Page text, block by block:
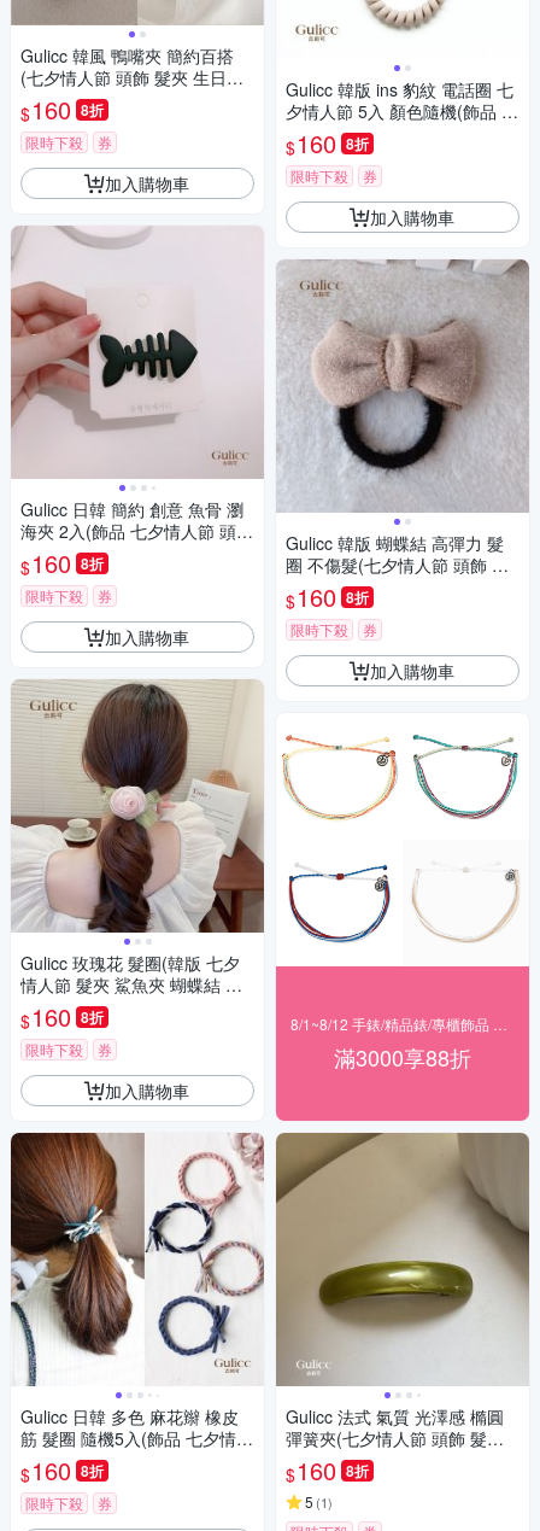
Gulicc 韓風 鴨嘴夾 簡約百搭
(七夕情人節 頭飾 髮夾 生日禮
物 禮物)
$160 8折
限時下殺 券
加入購物車
Gulicc 日韓 簡約 創意 魚骨 瀏
海夾 2入(飾品 七夕情人節 頭飾
髮帶 髮箍 生日禮物 主題穿搭
約會 )
$160 8折
限時下殺 券
加入購物車
Gulicc 玫瑰花 髮圈(韓版 七夕
情人節 髮夾 鯊魚夾 蝴蝶結 生
日禮物 )
$160 8折
限時下殺 券
加入購物車
Gulicc 日韓 多色 麻花辮 橡皮
筋 髮圈 隨機5入(飾品 七夕情人
節 頭飾 髮帶 髮箍 生日禮物 主
題穿搭 約會 )
$160 8折
限時下殺 券
Gulicc 韓版 ins 豹紋 電話圈 七
夕情人節 5入 顏色隨機(飾品 七
夕情人節 頭飾 髮帶 髮箍 生日
禮物 主題穿搭 約會 )
$160 8折
限時下殺 券
加入購物車
Gulicc 韓版 蝴蝶結 高彈力 髮
圈 不傷髮(七夕情人節 頭飾 髮
夾 抓夾 髮圈 韓國 生日禮物 )
$160 8折
限時下殺 券
加入購物車
滿3000享88折
Gulicc 法式 氣質 光澤感 橢圓
彈簧夾(七夕情人節 頭飾 髮夾
抓夾 髮圈 韓國 生日禮物 )
$160 8折
5 (1)